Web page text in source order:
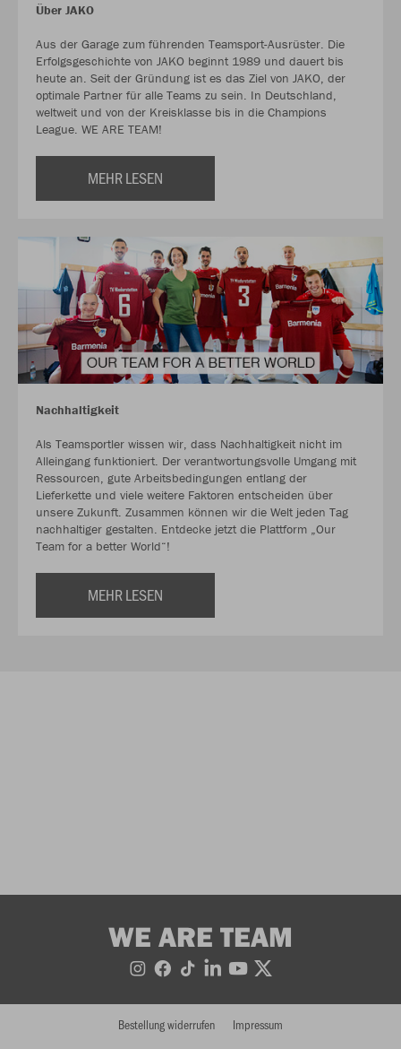
Über JAKO
Aus der Garage zum führenden Teamsport-Ausrüster. Die
Erfolgsgeschichte von JAKO beginnt 1989 und dauert bis
heute an. Seit der Gründung ist es das Ziel von JAKO, der
optimale Partner für alle Teams zu sein. In Deutschland,
weltweit und von der Kreisklasse bis in die Champions
League. WE ARE TEAM!
MEHR LESEN
Nachhaltigkeit
Als Teamsportler wissen wir, dass Nachhaltigkeit nicht im
Alleingang funktioniert. Der verantwortungsvolle Umgang mit
Ressourcen, gute Arbeitsbedingungen entlang der
Lieferkette und viele weitere Faktoren entscheiden über
unsere Zukunft. Zusammen können wir die Welt jeden Tag
nachhaltiger gestalten. Entdecke jetzt die Plattform „Our
Team for a better World“!
MEHR LESEN
WE ARE TEAM
Bestellung widerrufen Impressum